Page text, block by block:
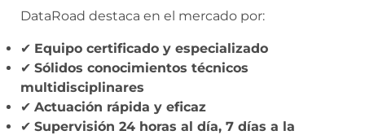
DataRoad destaca en el mercado por:
✔ Equipo certificado y especializado
✔ Sólidos conocimientos técnicos
multidisciplinares
✔ Actuación rápida y eficaz
✔ Supervisión 24 horas al día, 7 días a la